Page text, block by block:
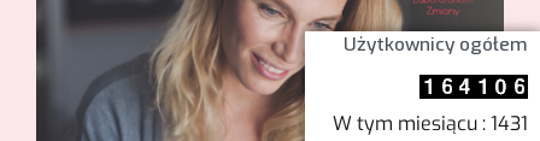
Użytkownicy ogółem
W tym miesiącu : 1431